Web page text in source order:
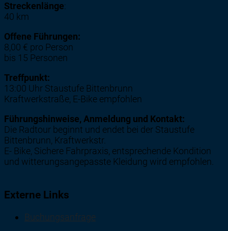
Streckenlänge:
40 km
Offene Führungen:
8,00 € pro Person
bis 15 Personen
Treffpunkt:
13:00 Uhr Staustufe Bittenbrunn
Kraftwerkstraße, E-Bike empfohlen
Führungshinweise, Anmeldung und Kontakt:
Die Radtour beginnt und endet bei der Staustufe
Bittenbrunn, Kraftwerkstr.
E- Bike, Sichere Fahrpraxis, entsprechende Kondition
und witterungsangepasste Kleidung wird empfohlen.
Externe Links
Buchungsanfrage